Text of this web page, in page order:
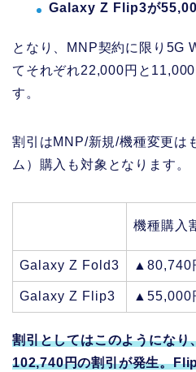
Galaxy Z Flip3が
となり、MNP契約に限り5G
てそれぞれ22,000円と
す。
割引はMNP/新規/機種変更は
ム）購入も対象となります。
機種購入
Galaxy Z Fold3 ▲80,740
Galaxy Z Flip3 ▲55,000
割引としてはこのようにな
102,740円の割引が発生。